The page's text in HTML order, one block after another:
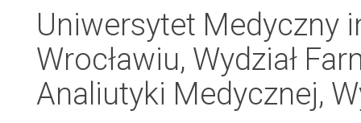
Uniwersytet Medyczny
Wrocławiu, Wydział
Analiutyki Medycznej,